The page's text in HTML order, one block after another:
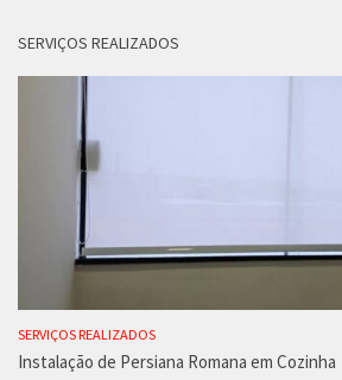
SERVIÇOS REALIZADOS
SERVIÇOS REALIZADOS
Instalação de Persiana Romana em Cozinha